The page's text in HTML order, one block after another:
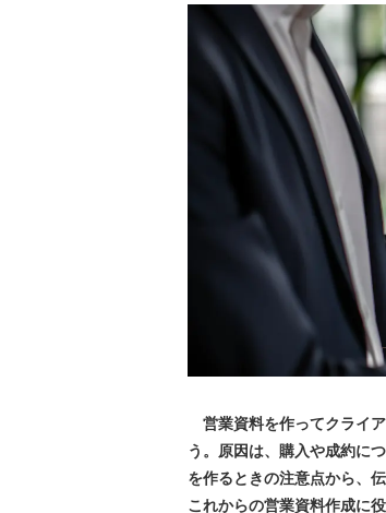
営業資料を作ってクライ
う。原因は、購入や成約に
を作るときの注意点から、
これからの営業資料作成に